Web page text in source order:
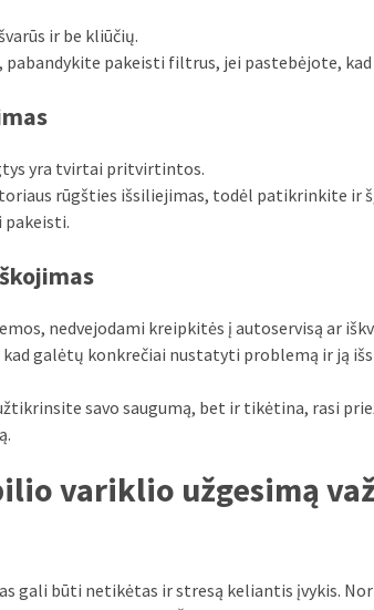
ir be kliūčių.
pakeisti filtrus, jei pastebėjote, kad
yra tvirtai pritvirtintos.
rūgšties išsiliejimas, todėl patikrinkite ir
nedvejodami kreipkitės į autoservisą ar
galėtų konkrečiai nustatyti problemą ir ją
savo saugumą, bet ir tikėtina, rasi
variklio užgesimą
gali būti netikėtas ir stresą keliantis įvykis.